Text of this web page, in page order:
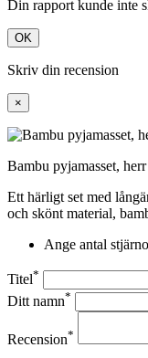
Din rapport kunde inte
OK
Skriv din recension
×
Bambu pyjamasset, herr
Ett härligt set med
och skönt material,
Ange antal
Titel*
Ditt namn*
Recension*